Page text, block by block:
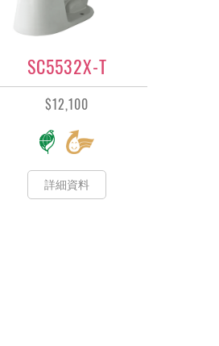
SC5532X-T
$12,100
詳細資料